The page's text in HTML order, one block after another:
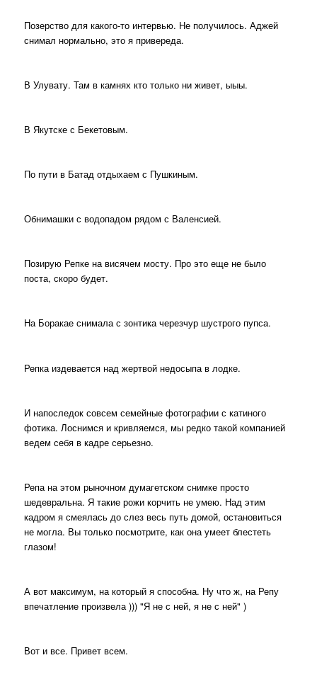
Позерство для какого-то интервью. Не получилось. Аджей
снимал нормально, это я привереда.
В Улувату. Там в камнях кто только ни живет, ыыы.
В Якутске с Бекетовым.
По пути в Батад отдыхаем с Пушкиным.
Обнимашки с водопадом рядом с Валенсией.
Позирую Репке на висячем мосту. Про это еще не было
поста, скоро будет.
На Боракае снимала с зонтика черезчур шустрого пупса.
Репка издевается над жертвой недосыпа в лодке.
И напоследок совсем семейные фотографии с катиного
фотика. Лоснимся и кривляемся, мы редко такой компанией
ведем себя в кадре серьезно.
Репа на этом рыночном думагетском снимке просто
шедевральна. Я такие рожи корчить не умею. Над этим
кадром я смеялась до слез весь путь домой, остановиться
не могла. Вы только посмотрите, как она умеет блестеть
глазом!
А вот максимум, на который я способна. Ну что ж, на Репу
впечатление произвела ))) "Я не с ней, я не с ней" )
Вот и все. Привет всем.